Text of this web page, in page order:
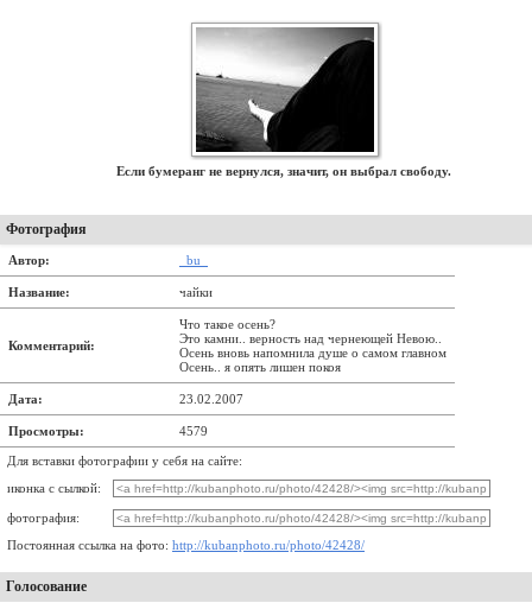
Если бумеранг не вернулся, значит, он выбрал свободу.
Фотография
Автор: _bu_
Название: чайки
Комментарий:
Что такое осень?
Это камни.. верность над чернеющей Невою..
Осень вновь напомнила душе о самом главном
Осень.. я опять лишен покоя
Дата: 23.02.2007
Просмотры: 4579
Для вставки фотографии у себя на сайте:
иконка с сылкой:
фотография:
Постоянная ссылка на фото: http://kubanphoto.ru/photo/42428/
Голосование